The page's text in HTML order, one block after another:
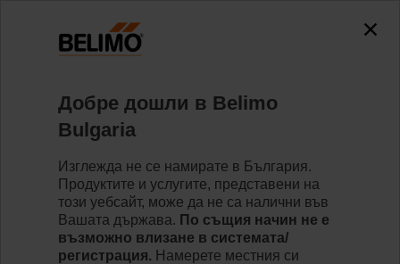
H6065X58-SP2+NV24A-MP-TPC
Learn more
Добре дошли в Belimo
Bulgaria
Изглежда не се намирате в България.
Продуктите и услугите, представени на
този уебсайт, може да не са налични във
Вашата държава. По същия начин не е
възможно влизане в системата/
регистрация. Намерете местния си